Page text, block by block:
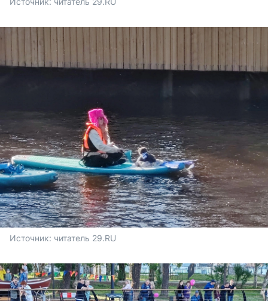
Источник: читатель 29.RU